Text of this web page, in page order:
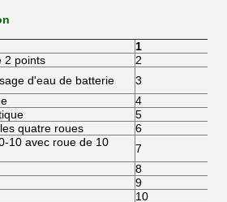
1
2 points
2
d'eau de batterie
3
4
5
quatre roues
6
10 avec roue de 10
7
8
9
10